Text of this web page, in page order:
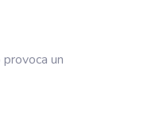
un